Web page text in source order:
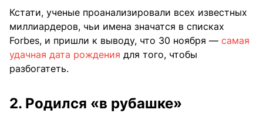
Кстати, ученые проанализировали всех известных
миллиардеров, чьи имена значатся в списках
Forbes, и пришли к выводу, что 30 ноября — самая
удачная дата рождения для того, чтобы
разбогатеть.
2. Родился «в рубашке»